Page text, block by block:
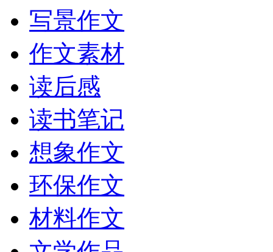
写景作文
作文素材
读后感
读书笔记
想象作文
环保作文
材料作文